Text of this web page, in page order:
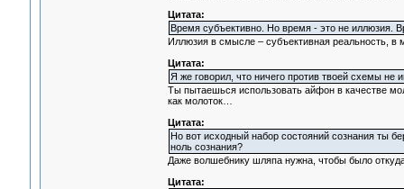
Цитата:
Время субъективно. Но время - это не иллюзия.
Иллюзия в смысле – субъективная реальность,
Цитата:
Я же говорил, что ничего против твоей схемы не
Ты пытаешься использовать айфон в качестве
как молоток…
Цитата:
Но вот исходный набор состояний сознания ты
ноль сознания?
Даже волшебнику шляпа нужна, чтобы было
Цитата: